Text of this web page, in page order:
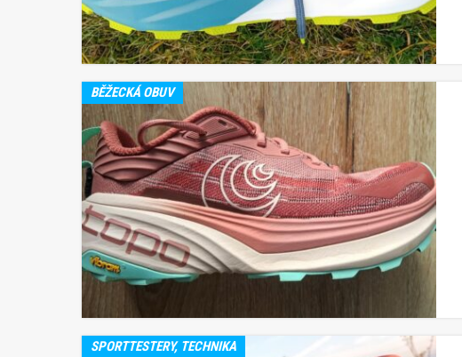
BĚŽECKÁ OBUV
SPORTTESTERY, TECHNIKA